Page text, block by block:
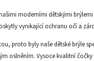
moderními dětskými brýlemi
vynikající ochranu očí a
proto byly naše dětské brýle
oslněním. Vysoce kvalitní